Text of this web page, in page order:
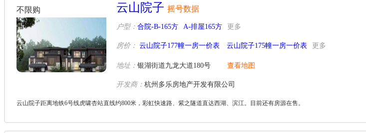
不限购 云山院子 摇号数据
户型： 合院-B-165方 A-排屋165方 更多
房价： 云山院子177幢一房一价表 云山院子175幢一房一价表 更多
地址： 银湖街道九龙大道180号 查看地图
开发商： 杭州多乐房地产开发有限公司
云山院子距离地铁6号线虎啸杏站直线约800米，彩虹快速路、紫之隧道直达西湖、滨江。目前还有房源在售。